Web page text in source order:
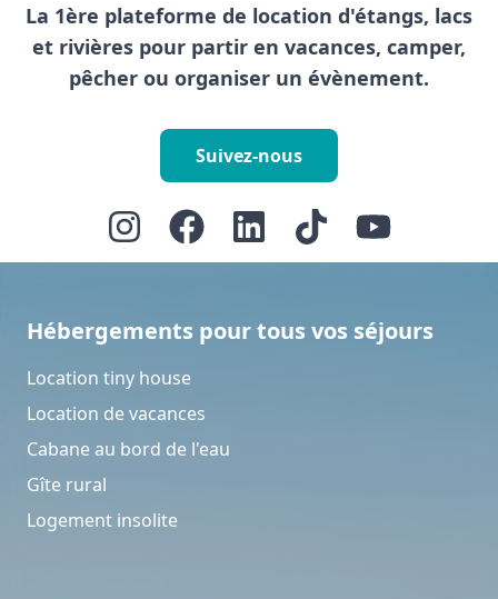
La 1ère plateforme de location d'étangs, lacs
et rivières pour partir en vacances, camper,
pêcher ou organiser un évènement.
Suivez-nous
Hébergements pour tous vos séjours
Location tiny house
Location de vacances
Cabane au bord de l'eau
Gîte rural
Logement insolite